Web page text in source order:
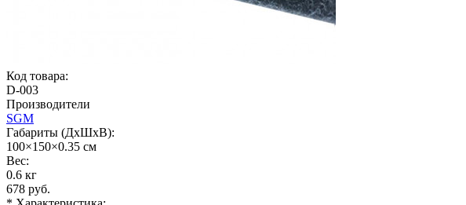
Код товара:
D-003
Производители
SGM
Габариты (ДхШхВ):
100×150×0.35 см
Вес:
0.6 кг
678 руб.